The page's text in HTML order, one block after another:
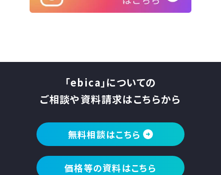
「ebica」についての
ご相談や資料請求はこちらから
無料相談はこちら
価格等の資料はこちら